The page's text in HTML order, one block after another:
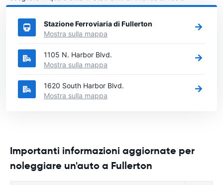
noleggiare l'auto.
Stazione Ferroviaria di Fullerton
Mostra sulla mappa
1105 N. Harbor Blvd.
Mostra sulla mappa
1620 South Harbor Blvd.
Mostra sulla mappa
Importanti informazioni aggiornate per
noleggiare un'auto a Fullerton